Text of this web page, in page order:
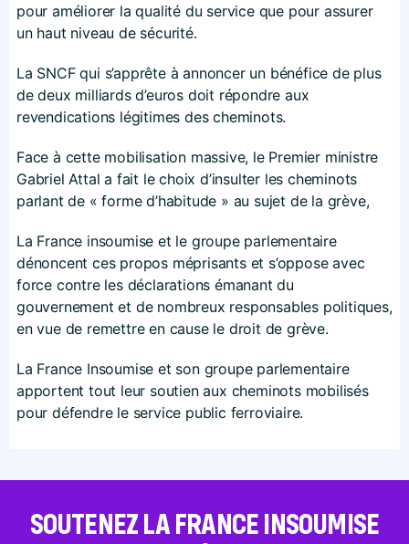
pour améliorer la qualité du service que pour assurer
un haut niveau de sécurité.
La SNCF qui s’apprête à annoncer un bénéfice de plus
de deux milliards d’euros doit répondre aux
revendications légitimes des cheminots.
Face à cette mobilisation massive, le Premier ministre
Gabriel Attal a fait le choix d’insulter les cheminots
parlant de « forme d’habitude » au sujet de la grève,
La France insoumise et le groupe parlementaire
dénoncent ces propos méprisants et s’oppose avec
force contre les déclarations émanant du
gouvernement et de nombreux responsables politiques,
en vue de remettre en cause le droit de grève.
La France Insoumise et son groupe parlementaire
apportent tout leur soutien aux cheminots mobilisés
pour défendre le service public ferroviaire.
SOUTENEZ LA FRANCE INSOUMISE